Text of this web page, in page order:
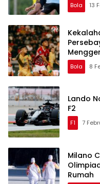
Bola 13
Bola 8
Lando
F2
F1 7
Milano
Rumah